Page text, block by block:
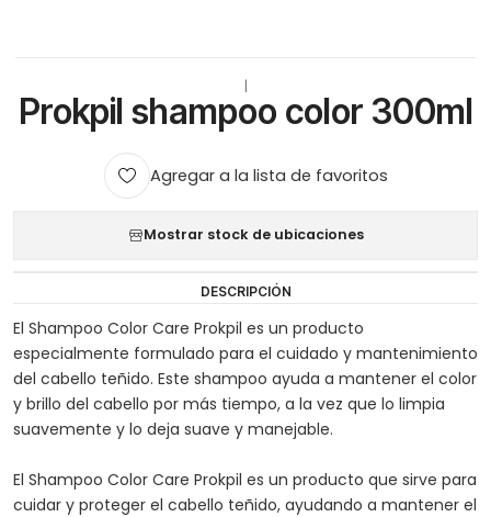
Prokpil shampoo color 300ml
Agregar a la lista de favoritos
Mostrar stock de ubicaciones
DESCRIPCIÓN
El Shampoo Color Care Prokpil es un producto
especialmente formulado para el cuidado y mantenimiento
del cabello teñido. Este shampoo ayuda a mantener el color
y brillo del cabello por más tiempo, a la vez que lo limpia
suavemente y lo deja suave y manejable.
El Shampoo Color Care Prokpil es un producto que sirve para
cuidar y proteger el cabello teñido, ayudando a mantener el